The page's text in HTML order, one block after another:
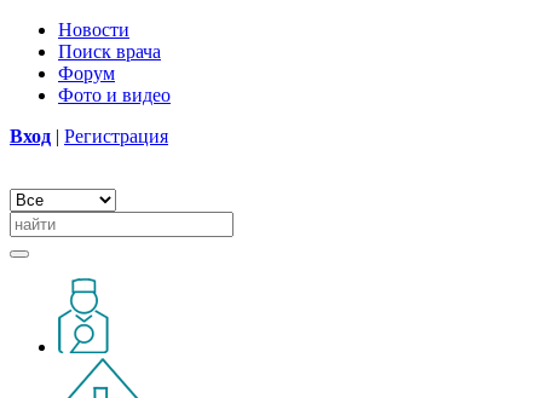
Новости
Поиск врача
Форум
Фото и видео
Вход | Регистрация